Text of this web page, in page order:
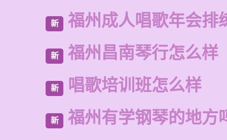
新 福州成人唱歌年会排
新 福州昌南琴行怎么样
新 唱歌培训班怎么样
新 福州有学钢琴的地方